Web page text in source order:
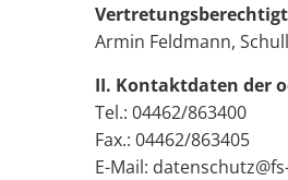
Vertretungsberechtigt
Armin Feldmann,
II. Kontaktdaten der
Tel.: 04462/863400
Fax.: 04462/863405
E-Mail: